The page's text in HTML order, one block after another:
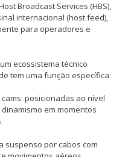
Broadcast Services (HBS),
internacional (host feed),
para operadores e
ecossistema técnico
tem uma função específica:
posicionadas ao nível
em momentos
suspenso por cabos com